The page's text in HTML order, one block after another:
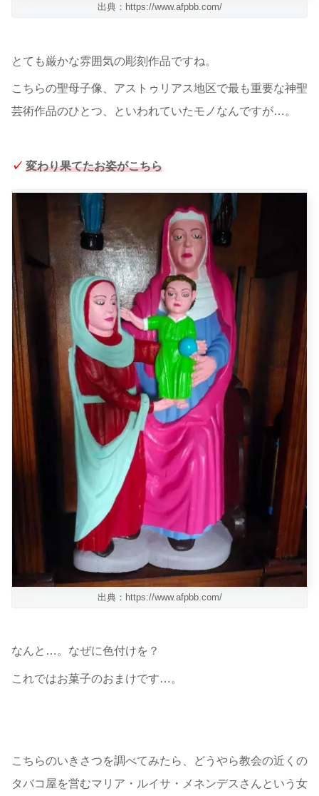
出典：https://www.afpbb.com/
とても厳かな雰囲気の彫刻作品ですね。
こちらの聖母子像、アストゥリアス地区で最も重要な神聖
芸術作品のひとつ、といわれていたモノなんですが…。
✓ 変わり果てたお姿がこちら
出典：https://www.afpbb.com/
なんと…。なぜに色付けを？
これではお菓子のおまけです…。
こちらのいきさつを調べてみたら、どうやら教会の近くの
タバコ屋を営むマリア・ルイサ・メネンデスさんという女